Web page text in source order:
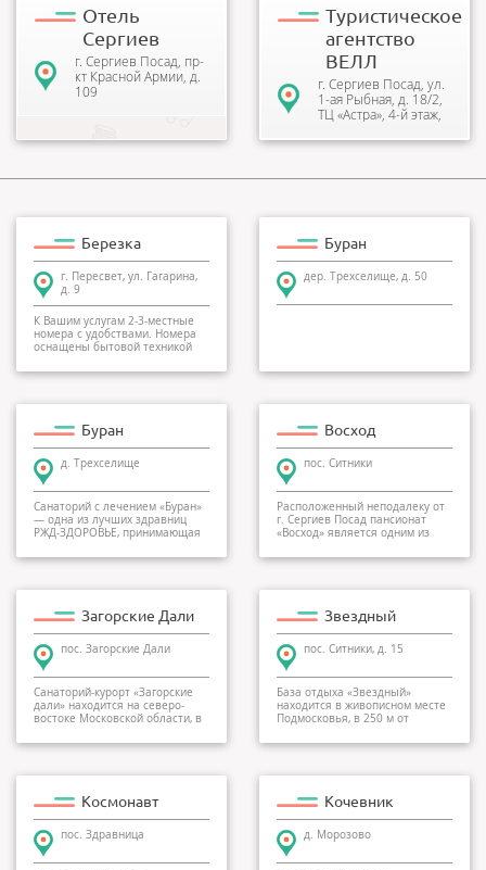
Отель
Сергиев
г. Сергиев Посад, пр-
кт Красной Армии, д.
109
Туристическое
агентство
ВЕЛЛ
г. Сергиев Посад, ул.
1-ая Рыбная, д. 18/2,
ТЦ «Астра», 4-й этаж,
Березка
г. Пересвет, ул. Гагарина,
д. 9
К Вашим услугам 2-3-местные
номера с удобствами. Номера
оснащены бытовой техникой
Буран
дер. Трехселище, д. 50
Буран
д. Трехселище
Санаторий с лечением «Буран»
— одна из лучших здравниц
РЖД-ЗДОРОВЬЕ, принимающая
Восход
пос. Ситники
Расположенный неподалеку от
г. Сергиев Посад пансионат
«Восход» является одним из
Загорские Дали
пос. Загорские Дали
Санаторий-курорт «Загорские
дали» находится на северо-
востоке Московской области, в
Звездный
пос. Ситники, д. 15
База отдыха «Звездный»
находится в живописном месте
Подмосковья, в 250 м от
Космонавт
пос. Здравница
Кочевник
д. Морозово